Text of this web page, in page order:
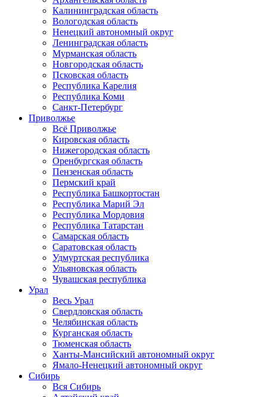
Калининградская область
Вологодская область
Ненецкий автономный округ
Ленинградская область
Мурманская область
Новгородская область
Псковская область
Республика Карелия
Республика Коми
Санкт-Петербург
Приволжье
Всё Приволжье
Кировская область
Нижегородская область
Оренбургская область
Пензенская область
Пермский край
Республика Башкортостан
Республика Марий Эл
Республика Мордовия
Республика Татарстан
Самарская область
Саратовская область
Удмуртская республика
Ульяновская область
Чувашская республика
Урал
Весь Урал
Свердловская область
Челябинская область
Курганская область
Тюменская область
Ханты-Мансийский автономный округ
Ямало-Ненецкий автономный округ
Сибирь
Вся Сибирь